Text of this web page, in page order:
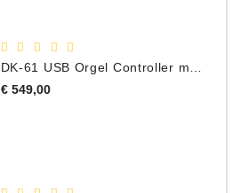
DK-61 USB Orgel Controller met Drawbars
€ 549,00Prijs